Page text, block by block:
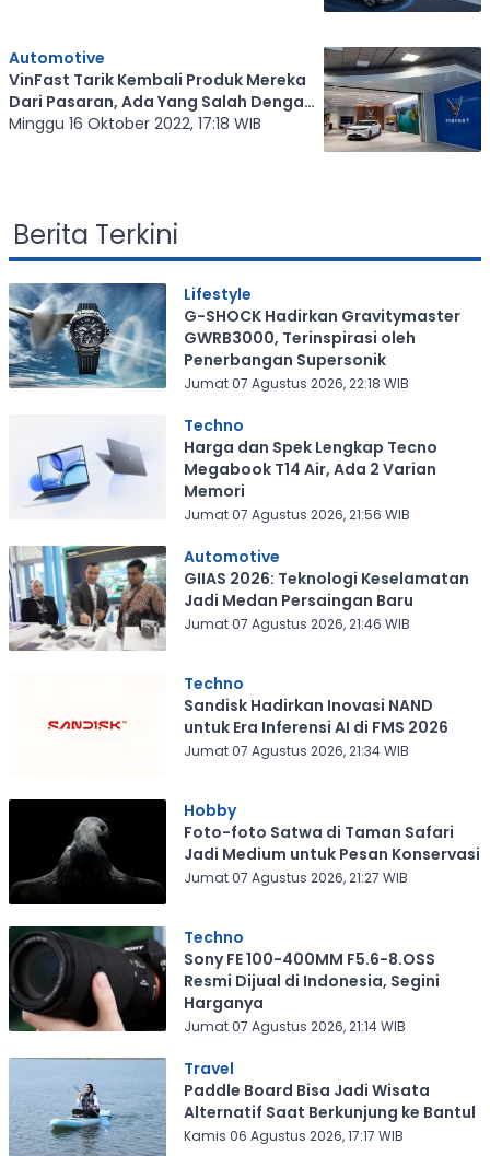
Automotive
VinFast Tarik Kembali Produk Mereka
Dari Pasaran, Ada Yang Salah Dengan
Sensor Tabrakan
Minggu 16 Oktober 2022, 17:18 WIB
Berita Terkini
Lifestyle
G-SHOCK Hadirkan Gravitymaster
GWRB3000, Terinspirasi oleh
Penerbangan Supersonik
Jumat 07 Agustus 2026, 22:18 WIB
Techno
Harga dan Spek Lengkap Tecno
Megabook T14 Air, Ada 2 Varian
Memori
Jumat 07 Agustus 2026, 21:56 WIB
Automotive
GIIAS 2026: Teknologi Keselamatan
Jadi Medan Persaingan Baru
Jumat 07 Agustus 2026, 21:46 WIB
Techno
Sandisk Hadirkan Inovasi NAND
untuk Era Inferensi AI di FMS 2026
Jumat 07 Agustus 2026, 21:34 WIB
Hobby
Foto-foto Satwa di Taman Safari
Jadi Medium untuk Pesan Konservasi
Jumat 07 Agustus 2026, 21:27 WIB
Techno
Sony FE 100-400MM F5.6-8.OSS
Resmi Dijual di Indonesia, Segini
Harganya
Jumat 07 Agustus 2026, 21:14 WIB
Travel
Paddle Board Bisa Jadi Wisata
Alternatif Saat Berkunjung ke Bantul
Kamis 06 Agustus 2026, 17:17 WIB